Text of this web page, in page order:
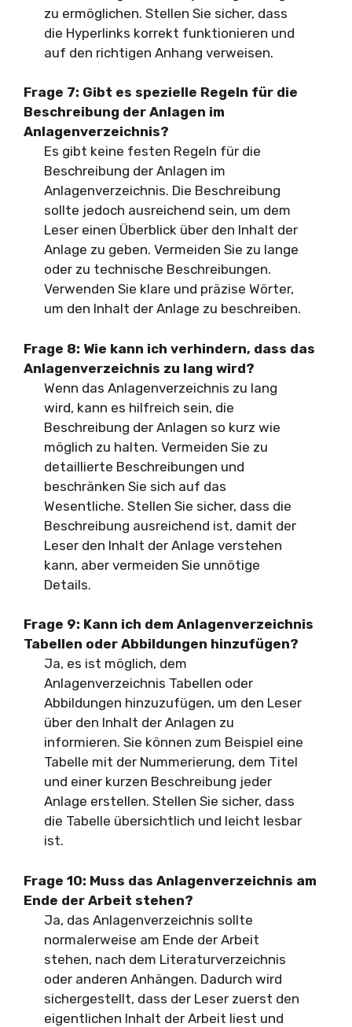
zu ermöglichen. Stellen Sie sicher, dass
die Hyperlinks korrekt funktionieren und
auf den richtigen Anhang verweisen.
Frage 7: Gibt es spezielle Regeln für die
Beschreibung der Anlagen im
Anlagenverzeichnis?
Es gibt keine festen Regeln für die
Beschreibung der Anlagen im
Anlagenverzeichnis. Die Beschreibung
sollte jedoch ausreichend sein, um dem
Leser einen Überblick über den Inhalt der
Anlage zu geben. Vermeiden Sie zu lange
oder zu technische Beschreibungen.
Verwenden Sie klare und präzise Wörter,
um den Inhalt der Anlage zu beschreiben.
Frage 8: Wie kann ich verhindern, dass das
Anlagenverzeichnis zu lang wird?
Wenn das Anlagenverzeichnis zu lang
wird, kann es hilfreich sein, die
Beschreibung der Anlagen so kurz wie
möglich zu halten. Vermeiden Sie zu
detaillierte Beschreibungen und
beschränken Sie sich auf das
Wesentliche. Stellen Sie sicher, dass die
Beschreibung ausreichend ist, damit der
Leser den Inhalt der Anlage verstehen
kann, aber vermeiden Sie unnötige
Details.
Frage 9: Kann ich dem Anlagenverzeichnis
Tabellen oder Abbildungen hinzufügen?
Ja, es ist möglich, dem
Anlagenverzeichnis Tabellen oder
Abbildungen hinzuzufügen, um den Leser
über den Inhalt der Anlagen zu
informieren. Sie können zum Beispiel eine
Tabelle mit der Nummerierung, dem Titel
und einer kurzen Beschreibung jeder
Anlage erstellen. Stellen Sie sicher, dass
die Tabelle übersichtlich und leicht lesbar
ist.
Frage 10: Muss das Anlagenverzeichnis am
Ende der Arbeit stehen?
Ja, das Anlagenverzeichnis sollte
normalerweise am Ende der Arbeit
stehen, nach dem Literaturverzeichnis
oder anderen Anhängen. Dadurch wird
sichergestellt, dass der Leser zuerst den
eigentlichen Inhalt der Arbeit liest und